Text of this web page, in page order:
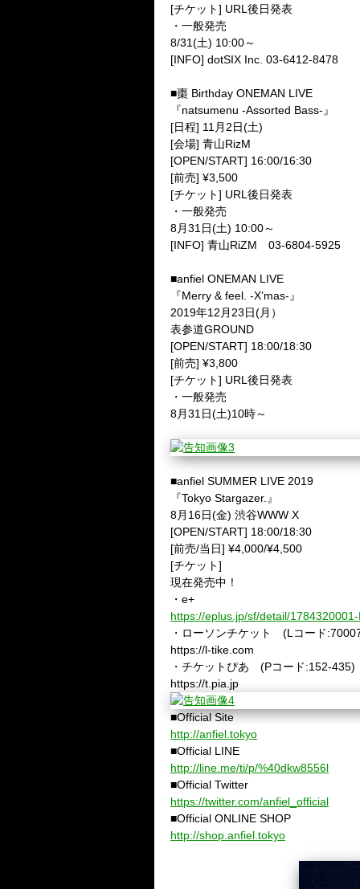
[チケット] URL後日発表
・一般発売
8/31(土) 10:00～
[INFO] dotSIX Inc. 03-6412-8478
■棗 Birthday ONEMAN LIVE
『natsumenu -Assorted Bass-』
[日程] 11月2日(土)
[会場] 青山RizM
[OPEN/START] 16:00/16:30
[前売] ¥3,500
[チケット] URL後日発表
・一般発売
8月31日(土) 10:00～
[INFO] 青山RiZM 03-6804-5925
■anfiel ONEMAN LIVE
『Merry & feel. -X’mas-』
2019年12月23日(月）
表参道GROUND
[OPEN/START] 18:00/18:30
[前売] ¥3,800
[チケット] URL後日発表
・一般発売
8月31日(土)10時～
■anfiel SUMMER LIVE 2019
『Tokyo Stargazer.』
8月16日(金) 渋谷WWW X
[OPEN/START] 18:00/18:30
[前売/当日] ¥4,000/¥4,500
[チケット]
現在発売中！
・e+
https://eplus.jp/sf/detail/
・ローソンチケット (Lコード
https://l-tike.com
・チケットぴあ (Pコード:152-435)
https://t.pia.jp
■Official Site
http://anfiel.tokyo
■Official LINE
http://line.me/ti/p/%40dkw8556l
■Official Twitter
https://twitter.com/anfiel_official
■Official ONLINE SHOP
http://shop.anfiel.tokyo